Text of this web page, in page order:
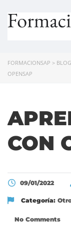
FORMACIONSAP > BLOG
OPENSAP
CON
09/01/2022
Categoría:
No Comments